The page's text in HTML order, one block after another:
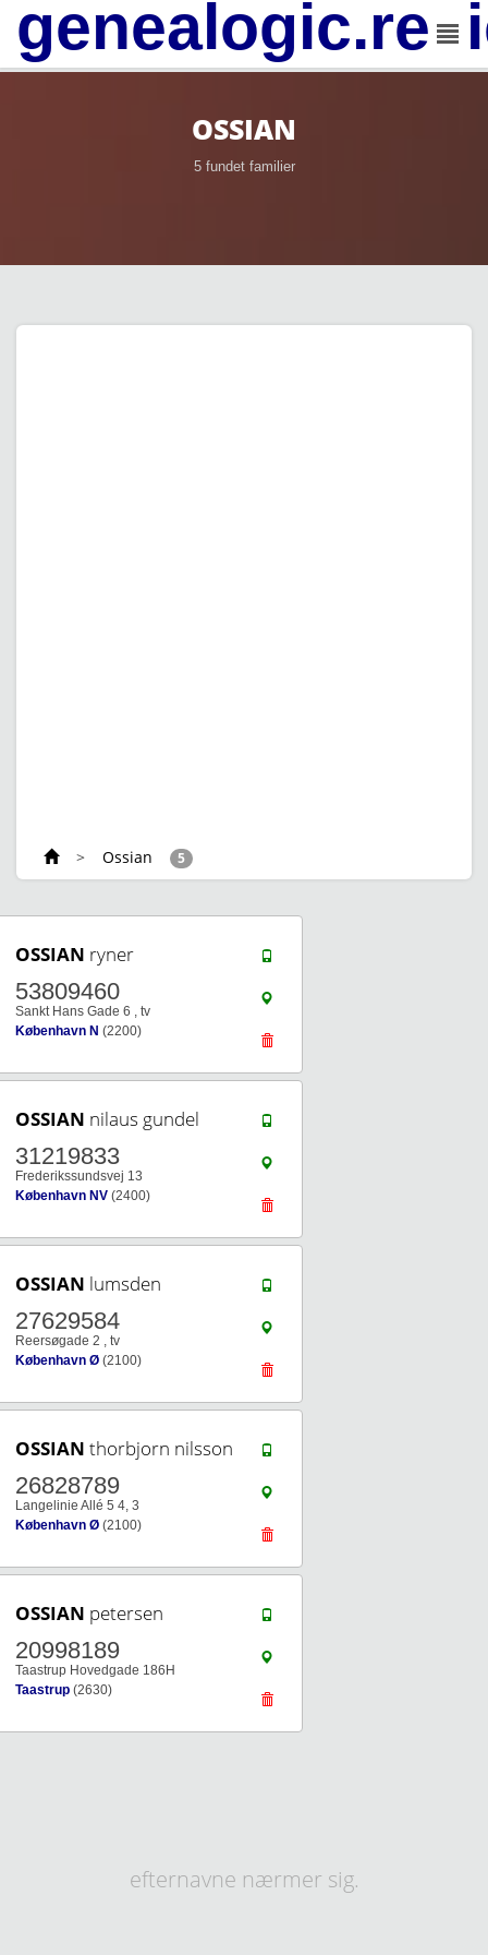
OSSIAN
5 fundet familier
> Ossian 5
OSSIAN ryner
53809460
Sankt Hans Gade 6 , tv
København N (2200)
OSSIAN nilaus gundel
31219833
Frederikssundsvej 13
København NV (2400)
OSSIAN lumsden
27629584
Reersøgade 2 , tv
København Ø (2100)
OSSIAN thorbjorn nilsson
26828789
Langelinie Allé 5 4, 3
København Ø (2100)
OSSIAN petersen
20998189
Taastrup Hovedgade 186H
Taastrup (2630)
efternavne nærmer sig.